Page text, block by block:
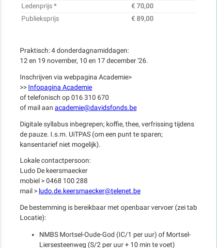
Ledenprijs *
€ 70,00
Publieksprijs
€ 89,00
Praktisch: 4 donderdagnamiddagen:
12 en 19 november, 10 en 17 december '26.
Inschrijven via webpagina Academie>
>> Infopagina Academie
of telefonisch op 016 310 670
of mail aan academie@davidsfonds.be
Digitale syllabus inbegrepen; koffie, thee, verfrissing tijdens
de pauze. I.s.m. UiTPAS (om een punt te sparen;
kansentarief niet mogelijk).
Lokale contactpersoon:
Ludo De keersmaecker
mobiel > 0468 100 288
mail > ludo.de.keersmaecker@telenet.be
De bestemming is bereikbaar met openbaar vervoer (zei tab
Locatie):
NMBS Mortsel-Oude-God (IC/1 per uur) of Mortsel-
Liersesteenweg (S/2 per uur + 10 min te voet)